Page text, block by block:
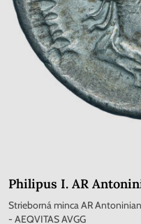
Philipus I. AR
Strieborná minca AR
- AEQVITAS AVGG